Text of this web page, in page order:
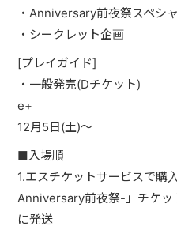
・Anniversary前夜祭スペシ
・シークレット企画
[プレイガイド]
・一般発売(Dチケット)
e+
12月5日(土)～
■入場順
1.エスチケットサービスで購
Anniversary前夜祭-」チケッ
に発送